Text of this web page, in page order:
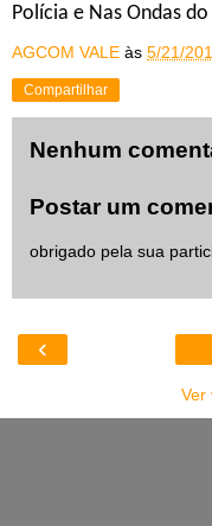
Polícia e Nas Ondas
AGCOM VALE às 5/21/
Compartilhar
Nenhum
Postar um
obrigado pela sua
‹
Ver